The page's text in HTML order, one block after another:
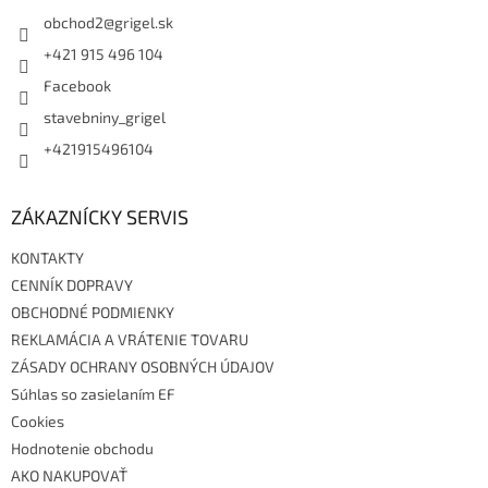
obchod2@grigel.sk
+421 915 496 104
Facebook
stavebniny_grigel
+421915496104
ZÁKAZNÍCKY SERVIS
KONTAKTY
CENNÍK DOPRAVY
OBCHODNÉ PODMIENKY
REKLAMÁCIA A VRÁTENIE TOVARU
ZÁSADY OCHRANY OSOBNÝCH ÚDAJOV
Súhlas so zasielaním EF
Cookies
Hodnotenie obchodu
AKO NAKUPOVAŤ